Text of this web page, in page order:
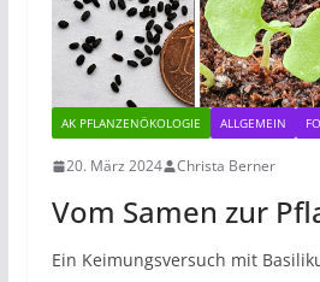
AK PFLANZENÖKOLOGIE ALLGEMEIN
20. März 2024 Christa Berner
Vom Samen zur
Ein Keimungsversuch mit